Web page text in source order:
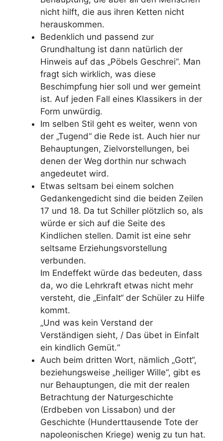
nicht hilft, die aus ihren Ketten nicht
herauskommen.
Bedenklich und passend zur
Grundhaltung ist dann natürlich der
Hinweis auf das „Pöbels Geschrei“. Man
fragt sich wirklich, was diese
Beschimpfung hier soll und wer gemeint
ist. Auf jeden Fall eines Klassikers in der
Form unwürdig.
Im selben Stil geht es weiter, wenn von
der „Tugend“ die Rede ist. Auch hier nur
Behauptungen, Zielvorstellungen, bei
denen der Weg dorthin nur schwach
angedeutet wird.
Etwas seltsam bei einem solchen
Gedankengedicht sind die beiden Zeilen
17 und 18. Da tut Schiller plötzlich so, als
würde er sich auf die Seite des
Kindlichen stellen. Damit ist eine sehr
seltsame Erziehungsvorstellung
verbunden.
Im Endeffekt würde das bedeuten, dass
da, wo die Lehrkraft etwas nicht mehr
versteht, die „Einfalt“ der Schüler zu Hilfe
kommt.
„Und was kein Verstand der
Verständigen sieht, / Das übet in Einfalt
ein kindlich Gemüt.“
Auch beim dritten Wort, nämlich „Gott“,
beziehungsweise „heiliger Wille“, gibt es
nur Behauptungen, die mit der realen
Betrachtung der Naturgeschichte
(Erdbeben von Lissabon) und der
Geschichte (Hunderttausende Tote der
napoleonischen Kriege) wenig zu tun hat.